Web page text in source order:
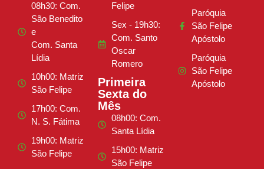
08h30: Com.
São Benedito
e
Com. Santa
Lídia
10h00: Matriz
São Felipe
17h00: Com.
N. S. Fátima
19h00: Matriz
São Felipe
Felipe
Sex - 19h30:
Com. Santo
Oscar
Romero
Primeira
Sexta do
Mês
08h00: Com.
Santa Lídia
15h00: Matriz
São Felipe
Paróquia
São Felipe
Apóstolo
Paróquia
São Felipe
Apóstolo